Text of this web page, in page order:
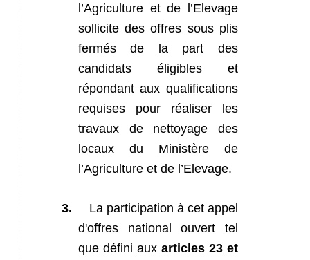
l’Agriculture et de l’Elevage
sollicite des offres sous plis
fermés de la part des
candidats éligibles et
répondant aux qualifications
requises pour réaliser les
travaux de nettoyage des
locaux du Ministère de
l’Agriculture et de l’Elevage.
3.
La participation à cet appel
d'offres national ouvert tel
que défini aux articles 23 et